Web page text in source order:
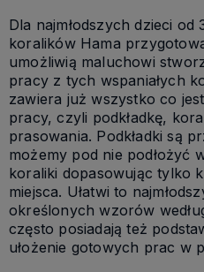
Dla najmłodszych dzieci
koralików Hama
umożliwią maluchowi
pracy z tych wspaniałych
zawiera już wszystko co
pracy, czyli podkładkę,
prasowania. Podkładki są
możemy pod nie podłożyć
koraliki dopasowując tylko
miejsca. Ułatwi to
określonych wzorów
często posiadają też
ułożenie gotowych prac w